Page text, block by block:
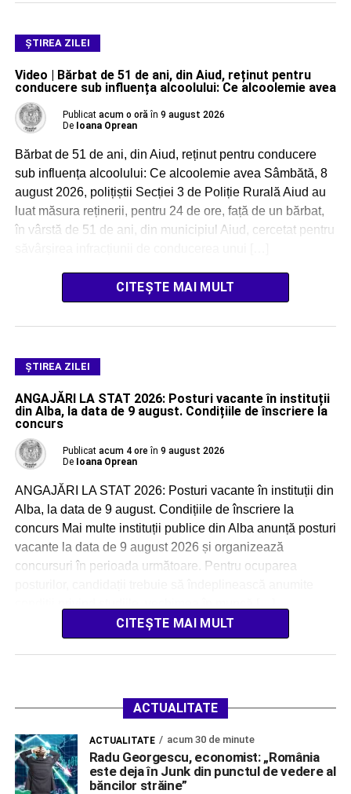
ŞTIREA ZILEI
Video | Bărbat de 51 de ani, din Aiud, reținut pentru
conducere sub influența alcoolului: Ce alcoolemie avea
Publicat acum o oră în 9 august 2026
De Ioana Oprean
Bărbat de 51 de ani, din Aiud, reținut pentru conducere
sub influența alcoolului: Ce alcoolemie avea Sâmbătă, 8
august 2026, polițiștii Secției 3 de Poliție Rurală Aiud au
luat măsura reținerii, pentru 24 de ore, față de un bărbat,
în vârstă de 51 de ani, din municipiul Aiud, cercetat pentru
CITEȘTE MAI MULT
ŞTIREA ZILEI
ANGAJĂRI LA STAT 2026: Posturi vacante în instituții
din Alba, la data de 9 august. Condițiile de înscriere la
concurs
Publicat acum 4 ore în 9 august 2026
De Ioana Oprean
ANGAJĂRI LA STAT 2026: Posturi vacante în instituții din
Alba, la data de 9 august. Condițiile de înscriere la
concurs Mai multe instituții publice din Alba anunță posturi
vacante la data de 9 august 2026 și organizează
concursuri în perioada următoare. Pentru ocuparea
CITEȘTE MAI MULT
ACTUALITATE
ACTUALITATE acum 30 de minute
Radu Georgescu, economist: „România
este deja în Junk din punctul de vedere al
băncilor străine”